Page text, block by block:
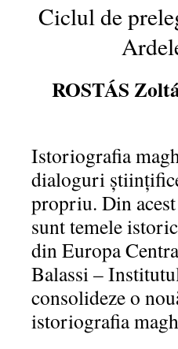
Ciclul de
ROSTÁS
Istoriografia
dialoguri
propriu. Din
sunt temele
din Europa
Balassi –
consolideze o
istoriografia